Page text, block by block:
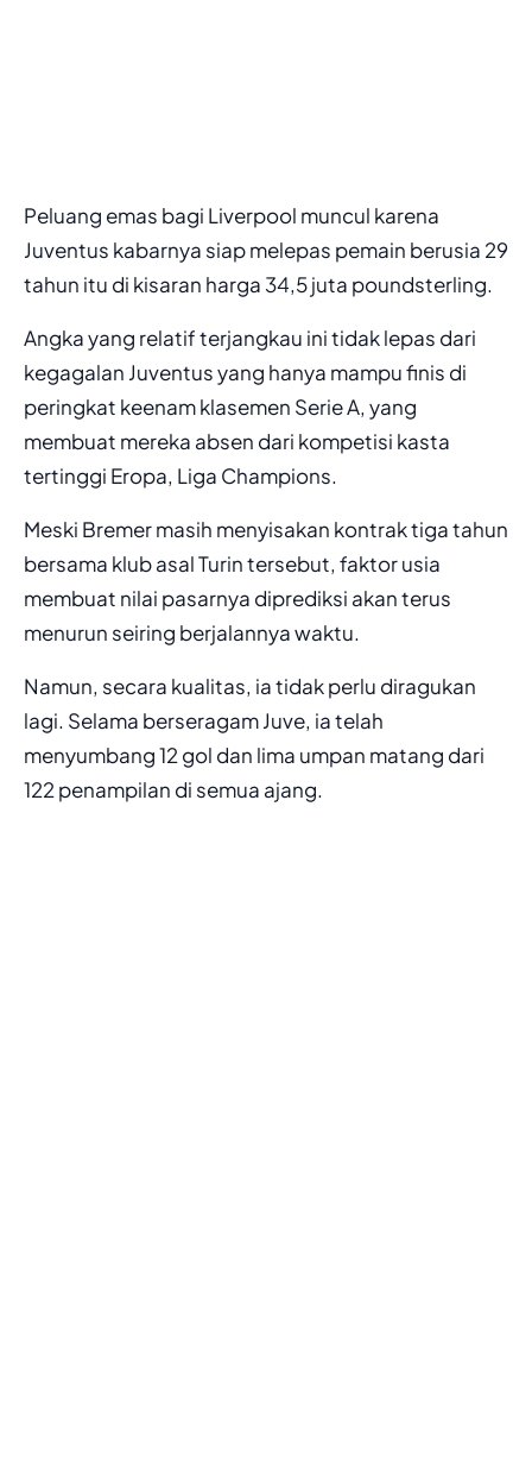
Peluang emas bagi Liverpool muncul karena
Juventus kabarnya siap melepas pemain berusia 29
tahun itu di kisaran harga 34,5 juta poundsterling.
Angka yang relatif terjangkau ini tidak lepas dari
kegagalan Juventus yang hanya mampu finis di
peringkat keenam klasemen Serie A, yang
membuat mereka absen dari kompetisi kasta
tertinggi Eropa, Liga Champions.
Meski Bremer masih menyisakan kontrak tiga tahun
bersama klub asal Turin tersebut, faktor usia
membuat nilai pasarnya diprediksi akan terus
menurun seiring berjalannya waktu.
Namun, secara kualitas, ia tidak perlu diragukan
lagi. Selama berseragam Juve, ia telah
menyumbang 12 gol dan lima umpan matang dari
122 penampilan di semua ajang.